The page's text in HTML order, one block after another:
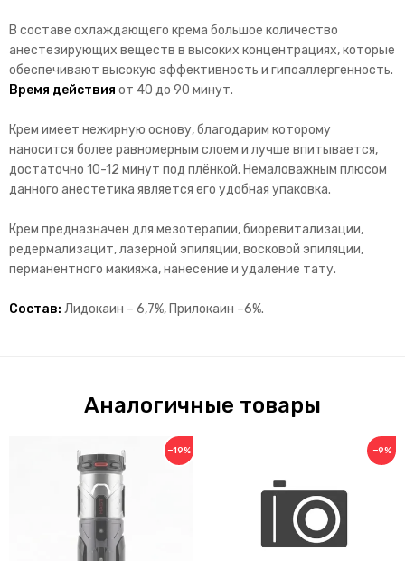
В составе охлаждающего крема большое количество
анестезирующих веществ в высоких концентрациях, которые
обеспечивают высокую эффективность и гипоаллергенность.
Время действия от 40 до 90 минут.
Крем имеет нежирную основу, благодарим которому
наносится более равномерным слоем и лучше впитывается,
достаточно 10-12 минут под плёнкой. Немаловажным плюсом
данного анестетика является его удобная упаковка.
Крем предназначен для мезотерапии, биоревитализации,
редермализацит, лазерной эпиляции, восковой эпиляции,
перманентного макияжа, нанесение и удаление тату.
Состав: Лидокаин – 6,7%, Прилокаин –6%.
Аналогичные товары
−19% −9%